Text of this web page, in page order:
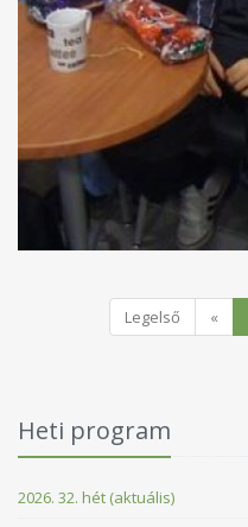
Legelső «
Heti program
2026. 32. hét (aktuális)